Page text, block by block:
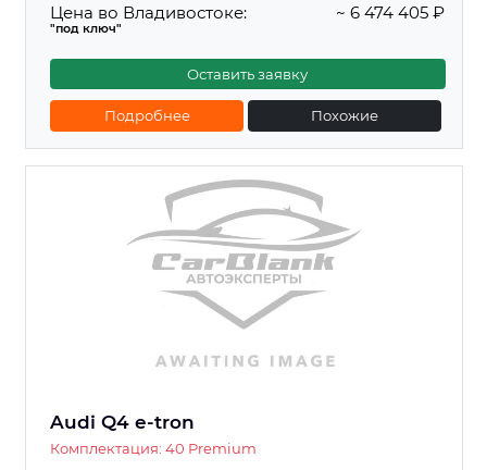
Цена во Владивостоке:
"под ключ"
~ 6 474 405 ₽
Оставить заявку
Подробнее Похожие
Audi Q4 e-tron
Комплектация: 40 Premium